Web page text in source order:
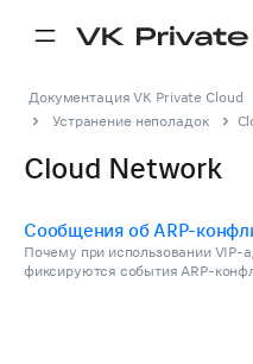
Документация VK Private Cloud
Устранение неполадок
Cloud Network
Сообщения об ARP-
Почему при использовании VIP-
фиксируются события ARP-